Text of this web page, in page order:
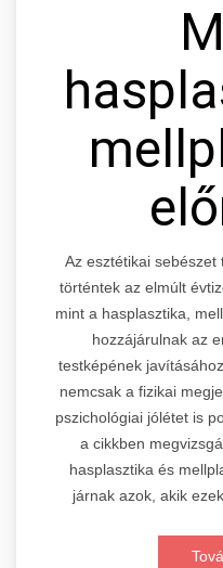
Az esztétikai
történtek az elmúlt
mint a hasplasztika,
hozzájárulnak az
testképének
nemcsak a fizikai
pszichológiai jólétet is
a cikkben
hasplasztika és
járnak azok, akik